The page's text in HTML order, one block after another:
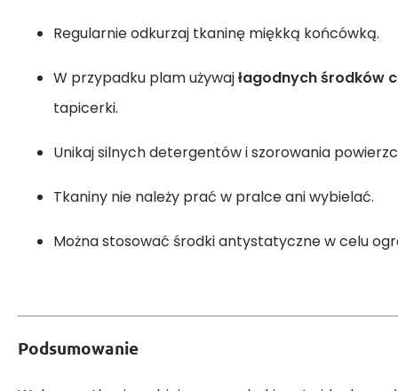
Regularnie odkurzaj tkaninę miękką końcówką.
W przypadku plam używajłagodnych środków
tapicerki.
Unikaj silnych detergentów i szorowania
Tkaniny nie należy prać w pralce ani wybielać.
Można stosować środki antystatyczne w celu
Podsumowanie